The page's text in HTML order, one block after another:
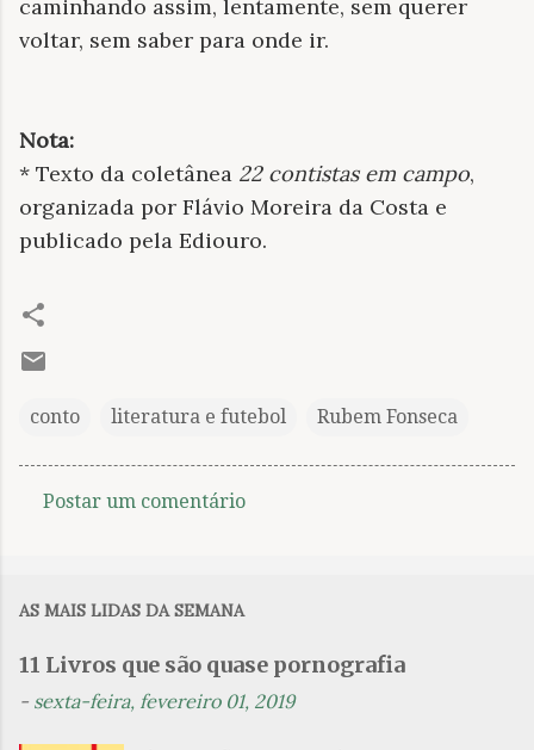
caminhando assim, lentamente, sem querer
voltar, sem saber para onde ir.
Nota:
* Texto da coletânea 22 contistas em campo,
organizada por Flávio Moreira da Costa e
publicado pela Ediouro.
conto literatura e futebol Rubem Fonseca
n
t
Postar um comentário
AS MAIS LIDAS DA SEMANA
11 Livros que são quase pornografia
- sexta-feira, fevereiro 01, 2019